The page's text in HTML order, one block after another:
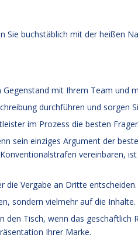
Sie buchstäblich mit der heißen
mit Ihrem Team und
durchführen und sorgen
im Prozess die besten
sein einziges Argument der
vereinbaren,
die Vergabe an Dritte entscheiden.
sondern vielmehr auf die Inhalte.
den Tisch, wenn das geschäftlich
Ihrer Marke.